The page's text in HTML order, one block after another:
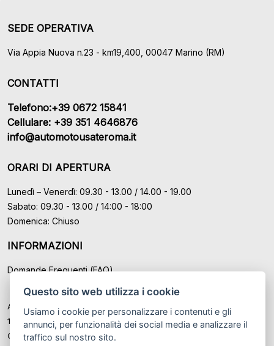
Questo sito web utilizza i cookie
Usiamo i cookie per personalizzare i contenuti e gli
annunci, per funzionalità dei social media e analizzare il
traffico sul nostro sito.
SEDE OPERATIVA
Via Appia Nuova n.23 - km19,400, 00047 Marino (RM)
CONTATTI
Telefono:+39 0672 15841
Cellulare: +39 351 4646876
info@automotousateroma.it
ORARI DI APERTURA
Lunedì – Venerdì: 09.30 - 13.00 / 14.00 - 19.00
Sabato: 09.30 - 13.00 / 14:00 - 18:00
Domenica: Chiuso
INFORMAZIONI
Domande Frequenti (FAQ)
Auto Moto Usate Roma Srl sede di Marino - Roma, P.IVA: IT
12489131008
Cod. Fisc. ed Iscr. al Registro Imprese di Roma n° 12489131008